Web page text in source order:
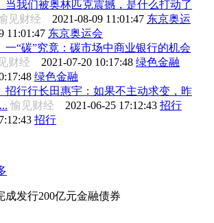
当我们被奥林匹克震撼，是什么打动了
见财经 2021-08-09 11:01:47 东京奥运
11:01:47 东京奥运会
一“碳”究竟：碳市场中商业银行的机会
财经 2021-07-20 10:17:48 绿色金融
绿色金融
招行行长田惠宇：如果不主动求变，昨
愉见财经 2021-06-25 17:12:43 招行
招行
成发行200亿元金融债券